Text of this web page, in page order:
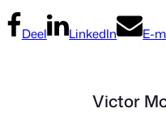
Deel LinkedIn E-
Victor